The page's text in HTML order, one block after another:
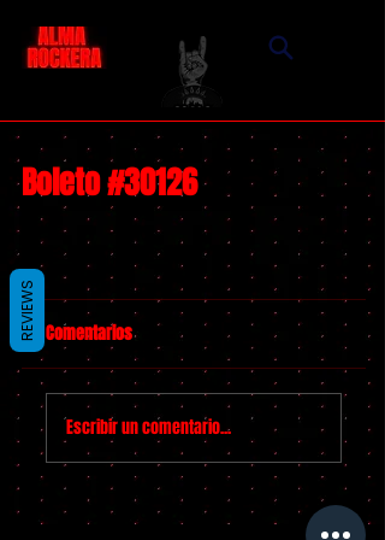
Boleto #30126
Comentarios
Escribir un comentario...
REVIEWS